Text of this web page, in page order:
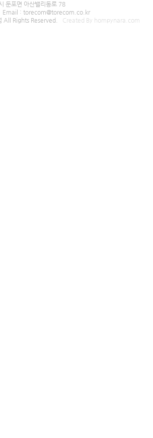
둔포면 아산밸리동로 78
Email : torecom@torecom.co.kr
All Rights Reserved. Created By hompynara.com